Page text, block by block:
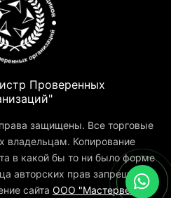
Проверенных
защищены. Все торговые
владельцам. Копирование
в какой бы то ни было форме
авторских прав запрещено.
сайта ООО "Мастервеб"